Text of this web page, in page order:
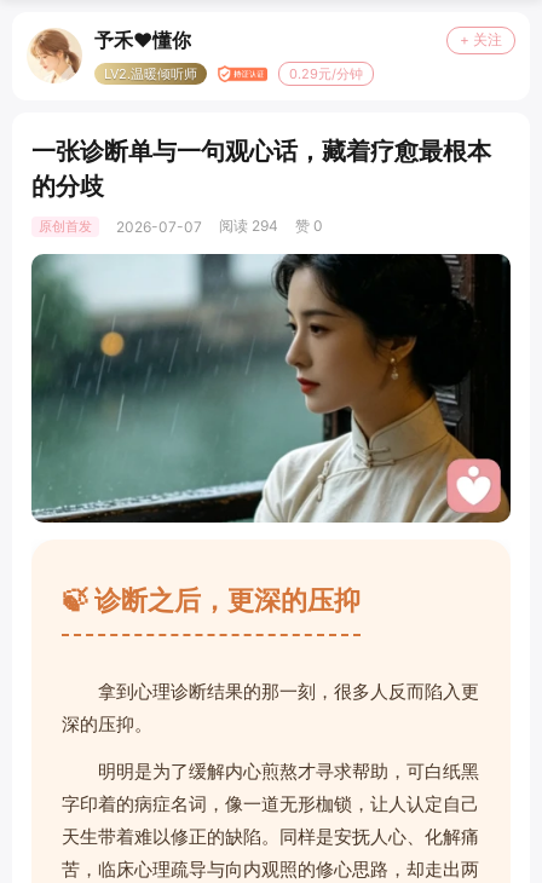
予禾❤️懂你 + 关注
LV2.温暖倾听师 0.29元/分钟
一张诊断单与一句观心话，藏着疗愈最根本
的分歧
原创首发 2026-07-07 阅读 294 赞 0
🍃 诊断之后，更深的压抑
拿到心理诊断结果的那一刻，很多人反而陷入更
深的压抑。
明明是为了缓解内心煎熬才寻求帮助，可白纸黑
字印着的病症名词，像一道无形枷锁，让人认定自己
天生带着难以修正的缺陷。同样是安抚人心、化解痛
苦，临床心理疏导与向内观照的修心思路，却走出两